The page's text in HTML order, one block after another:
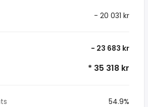
- 20 031 kr
- 23 683 kr
* 35 318 kr
54.9%